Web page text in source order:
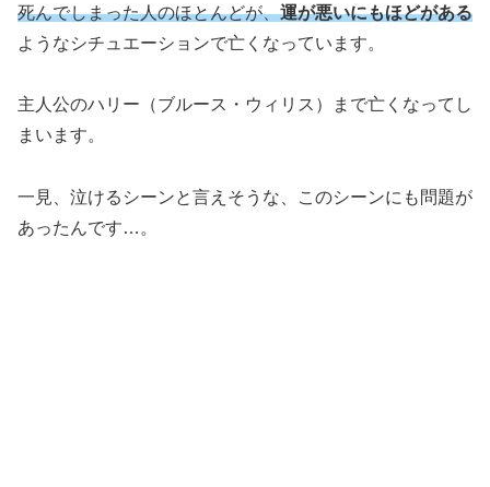
死んでしまった人のほとんどが、運が悪いにもほどがある
ようなシチュエーションで亡くなっています。
主人公のハリー（ブルース・ウィリス）まで亡くなってし
まいます。
一見、泣けるシーンと言えそうな、このシーンにも問題が
あったんです…。